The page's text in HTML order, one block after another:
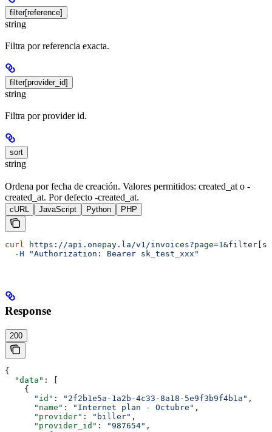
filter[reference]
string
Filtra por referencia exacta.
filter[provider_id]
string
Filtra por provider id.
sort
string
Ordena por fecha de creación. Valores permitidos: created_at o -
created_at. Por defecto -created_at.
cURL JavaScript Python PHP
curl https://api.onepay.la/v1/invoices?page=1 &filter
  -H
"Authorization: Bearer sk_test_xxx"
Response
200
{
  "data"
: [
    {
      "id"
: "2f2b1e5a-1a2b-4c33-8a18-5e9f3b9f4b1a" ,
      "name"
: "Internet plan - Octubre" ,
      "provider"
: "biller" ,
      "provider_id"
: "987654" ,